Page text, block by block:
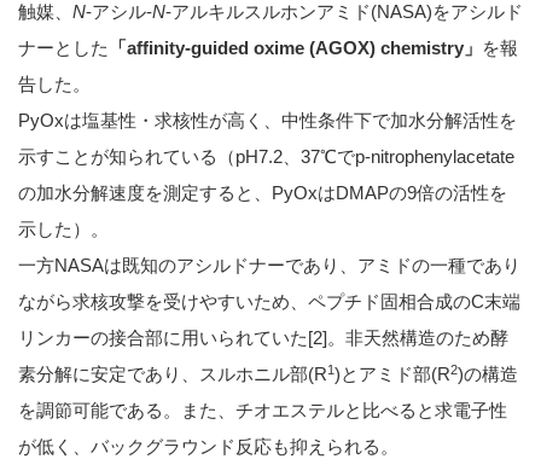
触媒、 N-アシル-N-アルキルスルホンアミド(NASA)をアシルド
ナーとした
「affinity-guided oxime (AGOX) chemistry」 を報
告した。
PyOxは塩基性・求核性が高く、中性条件下で加水分解活性を
示すことが知られている（pH7.2、37℃でp-nitrophenylacetate
の加水分解速度を測定すると、PyOxはDMAPの9倍の活性を
示した）。
一方NASAは既知のアシルドナーであり、アミドの一種であり
ながら求核攻撃を受けやすいため、ペプチド固相合成のC末端
リンカーの接合部に用いられていた[2]。非天然構造のため酵
素分解に安定であり、スルホニル部(R1)とアミド部(R2)の構造
を調節可能である。また、チオエステルと比べると求電子性
が低く、バックグラウンド反応も抑えられる。